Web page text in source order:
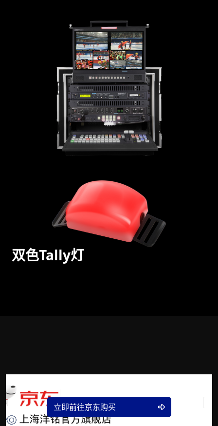
双色Tally灯
立即前往京东购买